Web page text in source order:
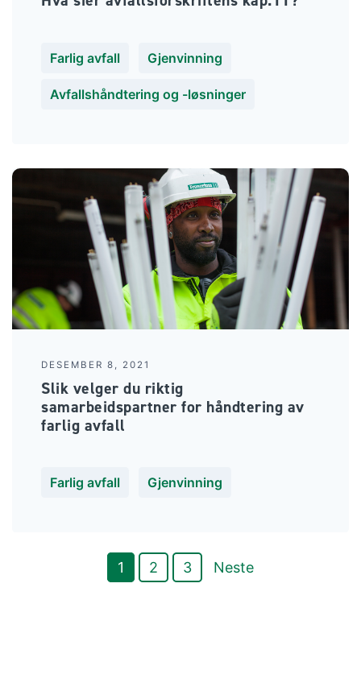
Farlig avfall Gjenvinning
Avfallshåndtering og -løsninger
DESEMBER 8, 2021
Slik velger du riktig
samarbeidspartner for håndtering av
farlig avfall
Farlig avfall Gjenvinning
1 2 3 Neste